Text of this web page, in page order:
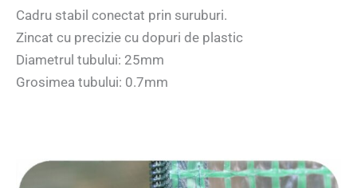
Cadru stabil conectat prin suruburi.
Zincat cu precizie cu dopuri de plastic
Diametrul tubului: 25mm
Grosimea tubului: 0.7mm